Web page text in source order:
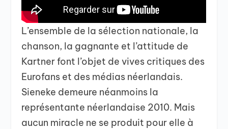
L’ensemble de la sélection nationale, la
chanson, la gagnante et l’attitude de
Kartner font l’objet de vives critiques des
Eurofans et des médias néerlandais.
Sieneke demeure néanmoins la
représentante néerlandaise 2010. Mais
aucun miracle ne se produit pour elle à